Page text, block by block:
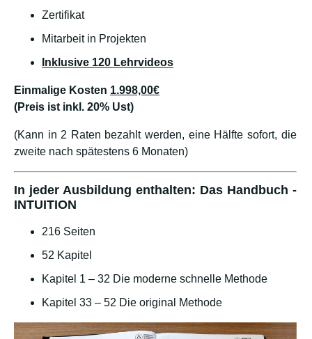
Zertifikat
Mitarbeit in Projekten
Inklusive 120 Lehrvideos
Einmalige Kosten 1.998,00€
(Preis ist inkl. 20% Ust)
(Kann in 2 Raten bezahlt werden, eine Hälfte sofort, die
zweite nach spätestens 6 Monaten)
In jeder Ausbildung enthalten: Das Handbuch -
INTUITION
216 Seiten
52 Kapitel
Kapitel 1 – 32 Die moderne schnelle Methode
Kapitel 33 – 52 Die original Methode